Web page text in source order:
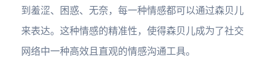
到羞涩、困惑、无奈，每一种情感都可以通过森贝儿
来表达。这种情感的精准性，使得森贝儿成为了社交
网络中一种高效且直观的情感沟通工具。